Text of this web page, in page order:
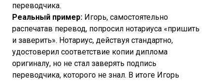
переводчика.
Реальный пример: Игорь, самостоятельно
распечатав перевод, попросил нотариуса «пришить
и заверить». Нотариус, действуя стандартно,
удостоверил соответствие копии диплома
оригиналу, но не стал заверять подпись
переводчика, которого не знал. В итоге Игорь